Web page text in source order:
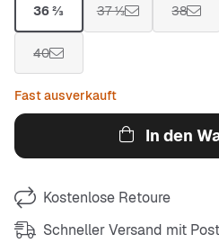
36 ⅔ 37 ⅓ 38
40
Fast ausverkauft
In den
Kostenlose Retoure
Schneller Versand mit